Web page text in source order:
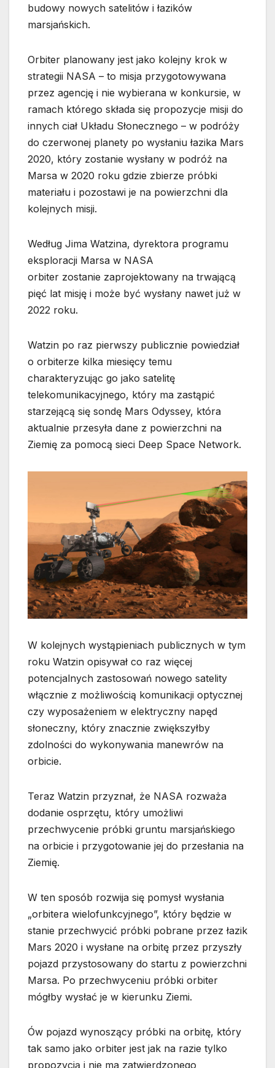
budowy nowych satelitów i łazików
marsjańskich.
Orbiter planowany jest jako kolejny krok w
strategii NASA – to misja przygotowywana
przez agencję i nie wybierana w konkursie, w
ramach którego składa się propozycje misji do
innych ciał Układu Słonecznego – w podróży
do czerwonej planety po wysłaniu łazika Mars
2020, który zostanie wysłany w podróż na
Marsa w 2020 roku gdzie zbierze próbki
materiału i pozostawi je na powierzchni dla
kolejnych misji.
Według Jima Watzina, dyrektora programu
eksploracji Marsa w NASA
orbiter zostanie zaprojektowany na trwającą
pięć lat misję i może być wysłany nawet już w
2022 roku.
Watzin po raz pierwszy publicznie powiedział
o orbiterze kilka miesięcy temu
charakteryzując go jako satelitę
telekomunikacyjnego, który ma zastąpić
starzejącą się sondę Mars Odyssey, która
aktualnie przesyła dane z powierzchni na
Ziemię za pomocą sieci Deep Space Network.
W kolejnych wystąpieniach publicznych w tym
roku Watzin opisywał co raz więcej
potencjalnych zastosowań nowego satelity
włącznie z możliwością komunikacji optycznej
czy wyposażeniem w elektryczny napęd
słoneczny, który znacznie zwiększyłby
zdolności do wykonywania manewrów na
orbicie.
Teraz Watzin przyznał, że NASA rozważa
dodanie osprzętu, który umożliwi
przechwycenie próbki gruntu marsjańskiego
na orbicie i przygotowanie jej do przesłania na
Ziemię.
W ten sposób rozwija się pomysł wysłania
„orbitera wielofunkcyjnego”, który będzie w
stanie przechwycić próbki pobrane przez łazik
Mars 2020 i wysłane na orbitę przez przyszły
pojazd przystosowany do startu z powierzchni
Marsa. Po przechwyceniu próbki orbiter
mógłby wysłać je w kierunku Ziemi.
Ów pojazd wynoszący próbki na orbitę, który
tak samo jako orbiter jest jak na razie tylko
propozycją i nie ma zatwierdzonego